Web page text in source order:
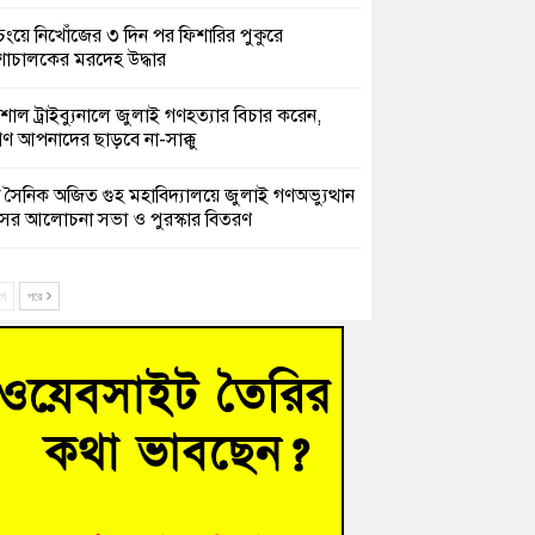
নিখোঁজের ৩ দিন পর ফিশারির পুকুরে
মরদেহ উদ্ধার
ট্রাইব্যুনালে জুলাই গণহত্যার বিচার করেন,
আপনাদের ছাড়বে না-সাক্কু
সৈনিক অজিত গুহ মহাবিদ্যালয়ে জুলাই গণঅভ্যুত্থান
আলোচনা সভা ও পুরস্কার বিতরণ
ফেরাতে তৎপরতা’ কুবিতে ১১ শিক্ষককে ঘিরে
ফাইন্ডিং কমিটি গঠন
গণঅভ্যুত্থান দিবসে কুমিল্লায় শ্রদ্ধা, র‍্যালি ও সংবর্ধনা
মামলায় গ্রেফতার সাবেক সেনা সদস্য হাফিজুর
পরে